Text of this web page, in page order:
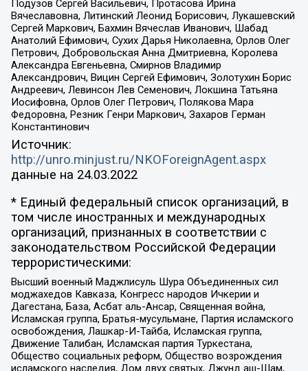
Подузов Сергей Васильевич, Протасова Ирина
Вячеславовна, Литинский Леонид Борисович, Лукашевский
Сергей Маркович, Бахмин Вячеслав Иванович, Шабад
Анатолий Ефимович, Сухих Дарья Николаевна, Орлов Олег
Петрович, Добровольская Анна Дмитриевна, Королева
Александра Евгеньевна, Смирнов Владимир
Александрович, Вицин Сергей Ефимович, Золотухин Борис
Андреевич, Левинсон Лев Семенович, Локшина Татьяна
Иосифовна, Орлов Олег Петрович, Полякова Мара
Федоровна, Резник Генри Маркович, Захаров Герман
Константинович
Источник:
http://unro.minjust.ru/NKOForeignAgent.aspx
данные на 24.03.2022
* Единый федеральный список организаций, в
том числе иностранных и международных
организаций, признанных в соответствии с
законодательством Российской Федерации
террористическими:
Высший военный Маджлисуль Шура Объединенных сил
моджахедов Кавказа, Конгресс народов Ичкерии и
Дагестана, База, Асбат аль-Ансар, Священная война,
Исламская группа, Братья-мусульмане, Партия исламского
освобождения, Лашкар-И-Тайба, Исламская группа,
Движение Талибан, Исламская партия Туркестана,
Общество социальных реформ, Общество возрождения
исламского наследия, Дом двух святых, Джунд аш-Шам,